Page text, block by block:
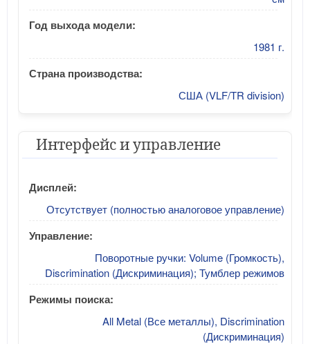
Год выхода модели:
1981 г.
Страна производства:
США (VLF/TR division)
Интерфейс и управление
Дисплей:
Отсутствует (полностью аналоговое управление)
Управление:
Поворотные ручки: Volume (Громкость),
Discrimination (Дискриминация); Тумблер режимов
Режимы поиска:
All Metal (Все металлы), Discrimination
(Дискриминация)